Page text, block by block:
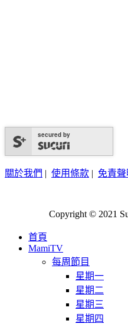
secured by
關於我們 | 使用條款 | 免責聲
Copyright © 2021
首頁
MamiTV
每周節目
星期一
星期二
星期三
星期四